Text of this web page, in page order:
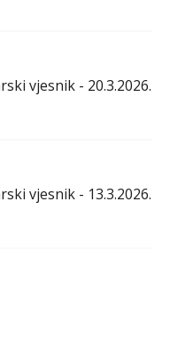
vjesnik - 20.3.2026.
vjesnik - 13.3.2026.